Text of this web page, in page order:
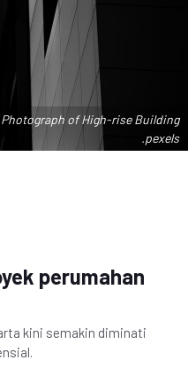
Photograph of High-rise Building
.pexels
perumahan
kini semakin diminati